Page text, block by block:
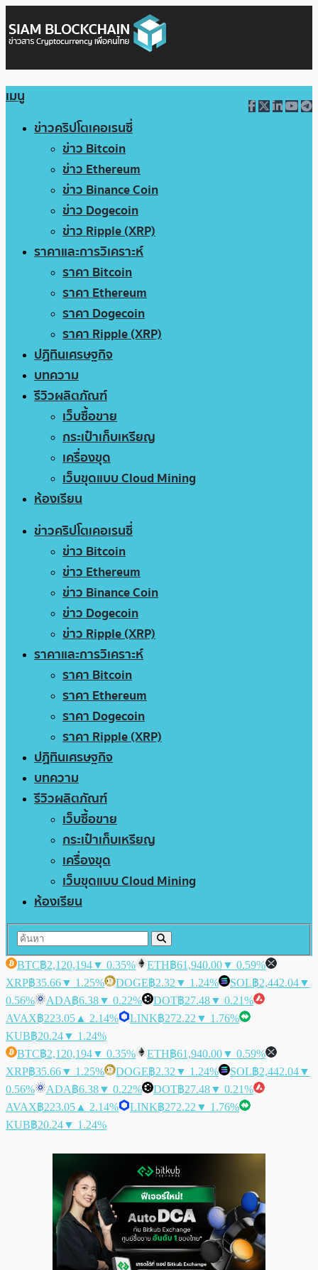
เมนู
ข่าวคริปโตเคอเรนซี่
ข่าว Bitcoin
ข่าว Ethereum
ข่าว Binance Coin
ข่าว Dogecoin
ข่าว Ripple (XRP)
ราคาและการวิเคราะห์
ราคา Bitcoin
ราคา Ethereum
ราคา Dogecoin
ราคา Ripple (XRP)
ปฏิทินเศรษฐกิจ
บทความ
รีวิวผลิตภัณฑ์
เว็บซื้อขาย
กระเป๋าเก็บเหรียญ
เครื่องขุด
เว็บขุดแบบ Cloud Mining
ห้องเรียน
ข่าวคริปโตเคอเรนซี่
ข่าว Bitcoin
ข่าว Ethereum
ข่าว Binance Coin
ข่าว Dogecoin
ข่าว Ripple (XRP)
ราคาและการวิเคราะห์
ราคา Bitcoin
ราคา Ethereum
ราคา Dogecoin
ราคา Ripple (XRP)
ปฏิทินเศรษฐกิจ
บทความ
รีวิวผลิตภัณฑ์
เว็บซื้อขาย
กระเป๋าเก็บเหรียญ
เครื่องขุด
เว็บขุดแบบ Cloud Mining
ห้องเรียน
BTC฿2,120,194▼ 0.35% ETH฿61,940.00▼ 0.59%
XRP฿35.66▼ 1.25% DOGE฿2.32 ▼ 1.24% SOL฿2,442.04▼
0.56%
ADA฿6.38▼ 0.22% DOT฿27.48▼ 0.21%
AVAX฿223.05 ▲ 2.14% LINK฿272.22 ▼ 1.76%
KUB฿20.24▼ 1.24%
BTC฿2,120,194▼ 0.35% ETH฿61,940.00▼ 0.59%
XRP฿35.66▼ 1.25% DOGE฿2.32 ▼ 1.24% SOL฿2,442.04▼
0.56%
ADA฿6.38▼ 0.22% DOT฿27.48▼ 0.21%
AVAX฿223.05 ▲ 2.14% LINK฿272.22 ▼ 1.76%
KUB฿20.24▼ 1.24%